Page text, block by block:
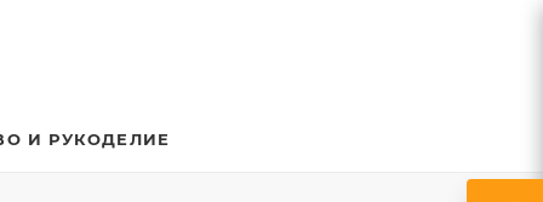
И РУКОДЕЛИЕ